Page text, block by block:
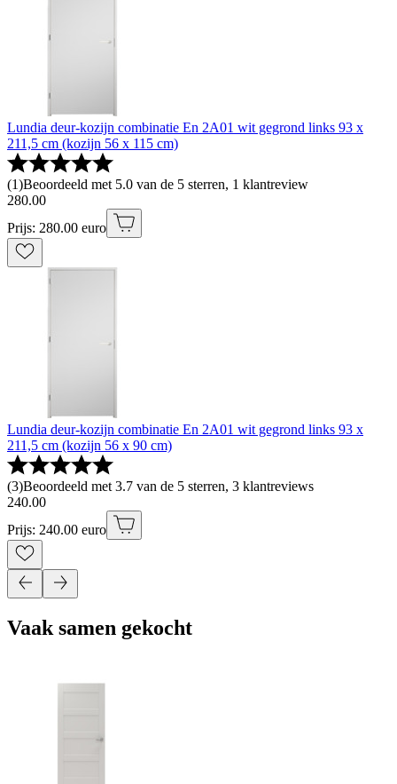
Lundia deur-kozijn combinatie En 2A01 wit gegrond links 93 x
211,5 cm (kozijn 56 x 115 cm)
(1)Beoordeeld met 5.0 van de 5 sterren, 1 klantreview
280.00
Prijs: 280.00 euro
Lundia deur-kozijn combinatie En 2A01 wit gegrond links 93 x
211,5 cm (kozijn 56 x 90 cm)
(3)Beoordeeld met 3.7 van de 5 sterren, 3 klantreviews
240.00
Prijs: 240.00 euro
Vaak samen gekocht